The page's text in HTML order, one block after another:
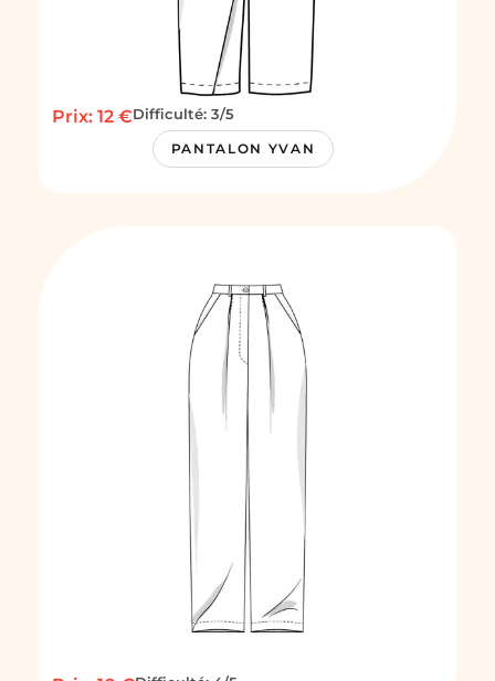
Prix: 12 €Difficulté: 3/5
PANTALON YVAN